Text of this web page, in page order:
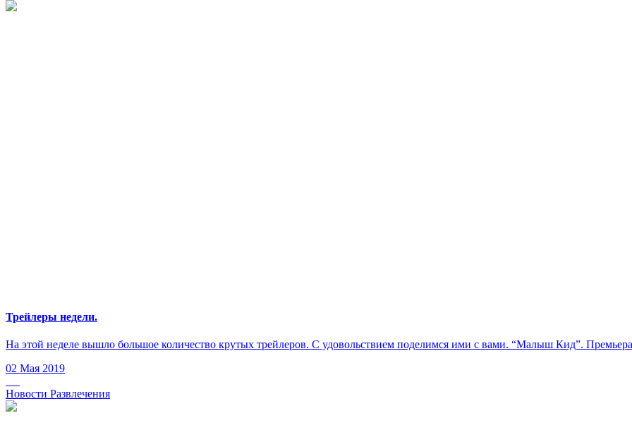
Трейлеры недели.
На этой неделе вышло большое количество крутых трейлеров. С удовольствием поделимся ими с вами. “Малыш Кид”.
02 Мая 2019
Новости Развлечения